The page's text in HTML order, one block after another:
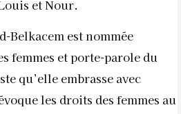
et Nour.
Belkacem est nommée
femmes et porte-parole du
qu’elle embrasse avec
les droits des femmes au